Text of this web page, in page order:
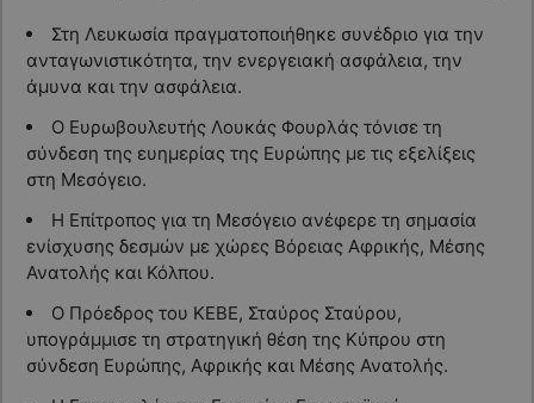
Στη Λευκωσία πραγματοποιήθηκε συνέδριο για την
ανταγωνιστικότητα, την ενεργειακή ασφάλεια, την
άμυνα και την ασφάλεια.
Ο Ευρωβουλευτής Λουκάς Φουρλάς τόνισε τη
σύνδεση της ευημερίας της Ευρώπης με τις εξελίξεις
στη Μεσόγειο.
Η Επίτροπος για τη Μεσόγειο ανέφερε τη σημασία
ενίσχυσης δεσμών με χώρες Βόρειας Αφρικής, Μέσης
Ανατολής και Κόλπου.
Ο Πρόεδρος του ΚΕΒΕ, Σταύρος Σταύρου,
υπογράμμισε τη στρατηγική θέση της Κύπρου στη
σύνδεση Ευρώπης, Αφρικής και Μέσης Ανατολής.